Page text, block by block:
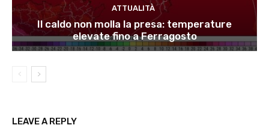
ATTUALITÀ
Il caldo non molla la presa: temperature
elevate fino a Ferragosto
LEAVE A REPLY